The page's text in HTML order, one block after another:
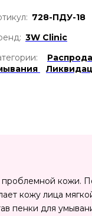
728-ПДУ-18
3W Clinic
кожи.
кожу лица
для